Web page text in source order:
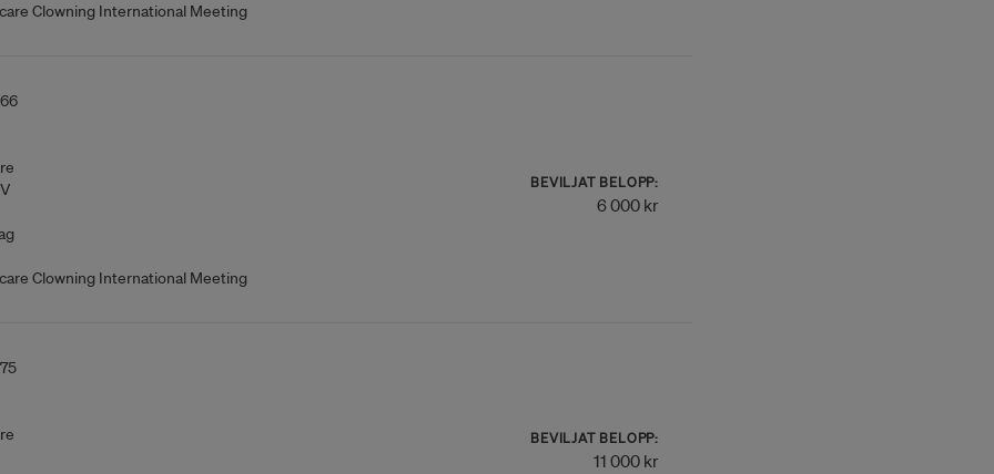
Clowning International Meeting
Clowning International Meeting
BEVILJAT BELOPP:
6 000 kr
BEVILJAT BELOPP:
11 000 kr